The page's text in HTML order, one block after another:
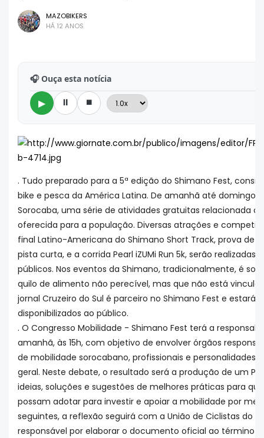
MAZOBIKERS
HÁ 12 ANOS
🎧 Ouça esta notícia
▶ ⏸ ⏹
. Tudo preparado para a 5ª edição do Shimano Fest,
bike e pesca da América Latina. De amanhã até domingo,
Sorocaba, uma série de atividades gratuitas relacionada à
oferecida para a população. Diversas atrações e
final Latino-Americana do Shimano Short Track, prova de
pista curta, e a corrida Pearl iZUMi Run 5k, serão realizadas
públicos. Nos eventos da Shimano, tradicionalmente, é
quilo de alimento não perecível, mas que não está
jornal Cruzeiro do Sul é parceiro no Shimano Fest e estará
disponibilizados ao público.
. O Congresso Mobilidade - Shimano Fest terá a
amanhã, às 15h, com objetivo de envolver órgãos
de mobilidade sorocabano, profissionais e personalidades
geral. Neste debate, o resultado será a produção de um
ideias, soluções e sugestões de melhores práticas para
possam adotar para investir e apoiar a mobilidade por
seguintes, a reflexão seguirá com a União de Ciclistas do
responsável por elaborar o documento oficial ao término